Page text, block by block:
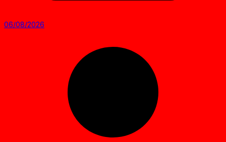
06/08/2026